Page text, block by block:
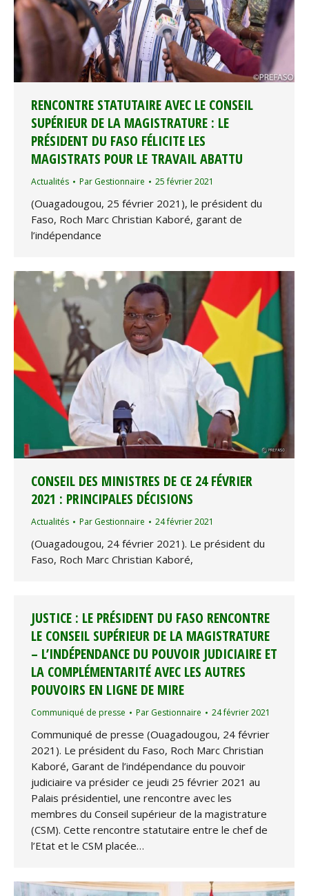
RENCONTRE STATUTAIRE AVEC LE CONSEIL
SUPÉRIEUR DE LA MAGISTRATURE : LE
PRÉSIDENT DU FASO FÉLICITE LES
MAGISTRATS POUR LE TRAVAIL ABATTU
Actualités Par Gestionnaire 25 février 2021
(Ouagadougou, 25 février 2021), le président du
Faso, Roch Marc Christian Kaboré, garant de
l’indépendance
CONSEIL DES MINISTRES DE CE 24 FÉVRIER
2021 : PRINCIPALES DÉCISIONS
Actualités Par Gestionnaire 24 février 2021
(Ouagadougou, 24 février 2021). Le président du
Faso, Roch Marc Christian Kaboré,
JUSTICE : LE PRÉSIDENT DU FASO RENCONTRE
LE CONSEIL SUPÉRIEUR DE LA MAGISTRATURE
– L’INDÉPENDANCE DU POUVOIR JUDICIAIRE ET
LA COMPLÉMENTARITÉ AVEC LES AUTRES
POUVOIRS EN LIGNE DE MIRE
Communiqué de presse Par Gestionnaire 24 février 2021
Communiqué de presse (Ouagadougou, 24 février
2021). Le président du Faso, Roch Marc Christian
Kaboré, Garant de l’indépendance du pouvoir
judiciaire va présider ce jeudi 25 février 2021 au
Palais présidentiel, une rencontre avec les
membres du Conseil supérieur de la magistrature
(CSM). Cette rencontre statutaire entre le chef de
l’Etat et le CSM placée…